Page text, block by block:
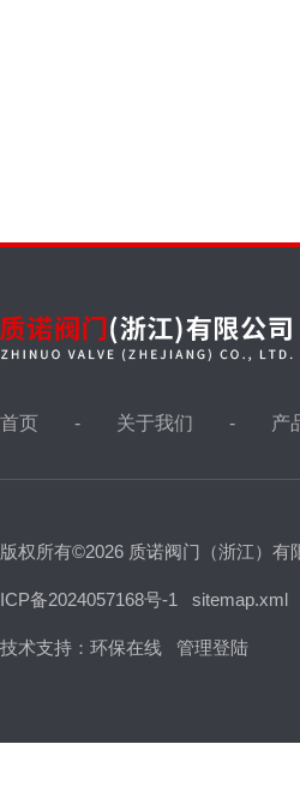
首页 关于我们 产
版权所有©2026 质诺阀门（浙江）有
ICP备2024057168号-1 sitemap.xml
技术支持： 环保在线 管理登陆